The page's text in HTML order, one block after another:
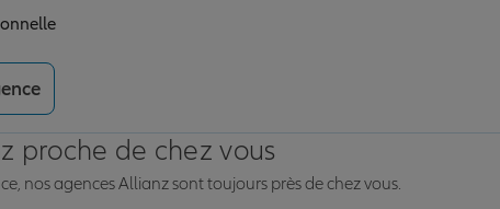
proche de chez vous
nos agences Allianz sont toujours près de chez vous.